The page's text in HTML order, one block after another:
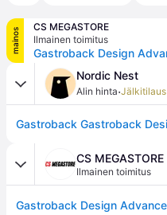
mainos
CS MEGASTORE
Ilmainen toimitus
Nordic Nest
Alin hinta·Jälkitilaus
CS MEGASTORE
Ilmainen toimitus